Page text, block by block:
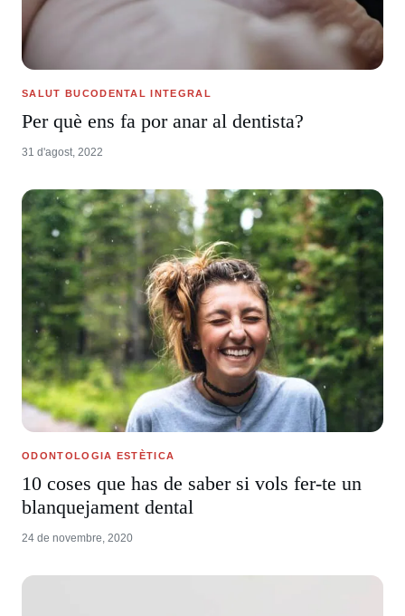
SALUT BUCODENTAL INTEGRAL
Per què ens fa por anar al dentista?
31 d'agost, 2022
ODONTOLOGIA ESTÈTICA
10 coses que has de saber si vols fer-te un
blanquejament dental
24 de novembre, 2020